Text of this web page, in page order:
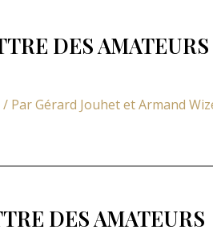
DES AMATEURS
/ ParGérard Jouhet et Armand
DES AMATEURS